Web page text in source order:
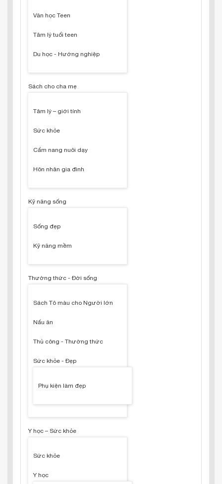
Văn học Teen
Tâm lý tuổi teen
Du học - Hướng nghiệp
Sách cho cha mẹ
Tâm lý – giới tính
Sức khỏe
Cẩm nang nuôi dạy
Hôn nhân gia đình
Kỹ năng sống
Sống đẹp
Kỹ năng mềm
Thường thức - Đời sống
Sách Tô màu cho Người lớn
Nấu ăn
Thủ công - Thường thức
Sức khỏe - Đẹp
Phụ kiện làm đẹp
Y học – Sức khỏe
Sức khỏe
Y học